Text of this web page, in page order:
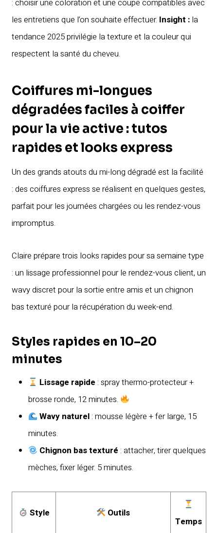
: choisir une coloration et une coupe compatibles avec
les entretiens que l’on souhaite effectuer. Insight : la
tendance 2025 privilégie la texture et la couleur qui
respectent la santé du cheveu.
Coiffures mi-longues
dégradées faciles à coiffer
pour la vie active : tutos
rapides et looks express
Un des grands atouts du mi-long dégradé est la facilité
: des coiffures express se réalisent en quelques gestes,
parfait pour les journées chargées ou les rendez-vous
impromptus.
Claire prépare trois looks rapides pour sa semaine type
: un lissage professionnel pour le rendez-vous client, un
wavy discret pour la sortie entre amis et un chignon
bas texturé pour la récupération du week-end.
Styles rapides en 10–20
minutes
Lissage rapide : spray thermo-protecteur +
brosse ronde, 12 minutes.
Wavy naturel : mousse légère + fer large, 15
minutes.
Chignon bas texturé : attacher, tirer quelques
mèches, fixer léger. 5 minutes.
Style Outils
Temps